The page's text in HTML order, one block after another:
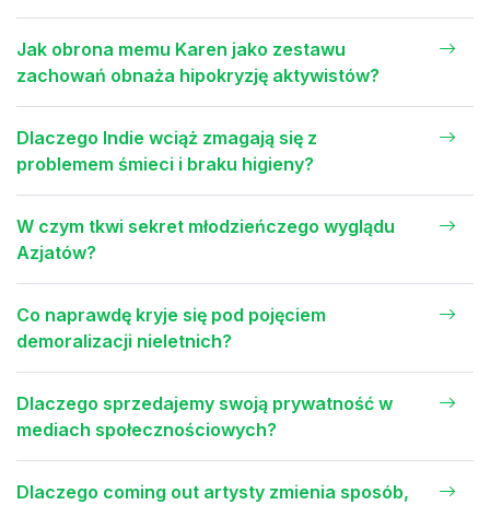
Jak obrona memu Karen jako zestawu
zachowań obnaża hipokryzję aktywistów?
Dlaczego Indie wciąż zmagają się z
problemem śmieci i braku higieny?
W czym tkwi sekret młodzieńczego wyglądu
Azjatów?
Co naprawdę kryje się pod pojęciem
demoralizacji nieletnich?
Dlaczego sprzedajemy swoją prywatność w
mediach społecznościowych?
Dlaczego coming out artysty zmienia sposób,